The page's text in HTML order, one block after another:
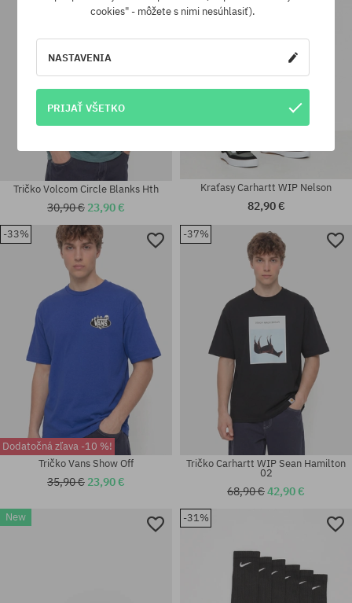
univerzálna veľkosť
Dostupné veľkosti:
28; 29; 30; 32; 33; 34; 36
Tričko Volcom Circle Blanks Hth
30,90 € 23,90 €
Kraťasy Carhartt WIP Nelson
82,90 €
-33%
Dodatočná zľava -10 %!
Tričko Vans Show Off
35,90 € 23,90 €
-37%
Tričko Carhartt WIP Sean Hamilton
02
68,90 €42,90 €
New -31%
cookies" - môžete s nimi nesúhlasiť).
NASTAVENIA
PRIJAŤ VŠETKO